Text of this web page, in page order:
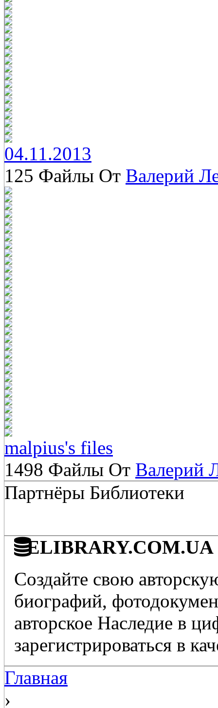
04.11.2013
125 Файлы От Валерий
malpius's files
1498 Файлы От Валерий
Партнёры Библиотеки
ELIBRARY.COM.UA
Создайте свою
биографий,
авторское Наследие в
зарегистрироваться в
Главная
›